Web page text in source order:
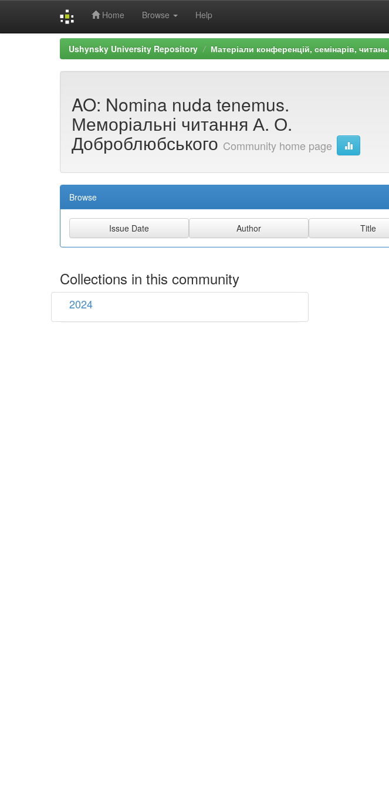
Home Browse Help
Ushynsky University Repository Матеріали конференцій, семінарів, читань
AO: Nomina nuda tenemus.
Меморіальні читання А. О.
Доброблюбського Community home page
Browse
Collections in this community
2024